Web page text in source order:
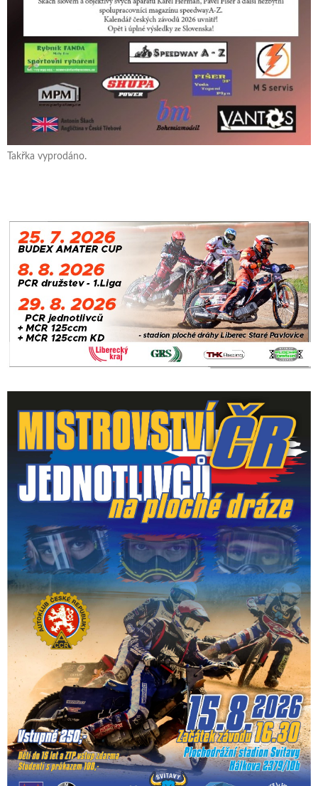
Takřka vyprodáno.